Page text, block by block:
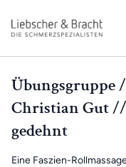
Übungsgruppe
Christian Gut
gedehnt
Eine Faszien-